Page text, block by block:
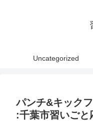
Uncategorized
パンチ&キック
:千葉市習いごと